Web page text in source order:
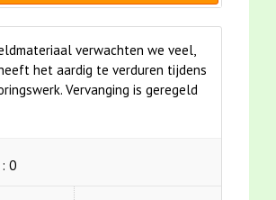
verwachten we veel,
het aardig te verduren tijdens
Vervanging is geregeld
0